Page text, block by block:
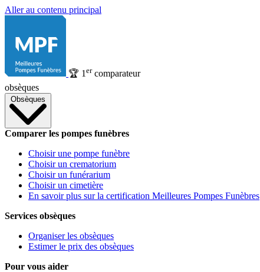
Aller au contenu principal
🏆 1 ercomparateur
obsèques
Obsèques
Comparer les pompes funèbres
Choisir une pompe funèbre
Choisir un crematorium
Choisir un funérarium
Choisir un cimetière
En savoir plus sur la certification Meilleures Pompes Funèbres
Services obsèques
Organiser les obsèques
Estimer le prix des obsèques
Pour vous aider